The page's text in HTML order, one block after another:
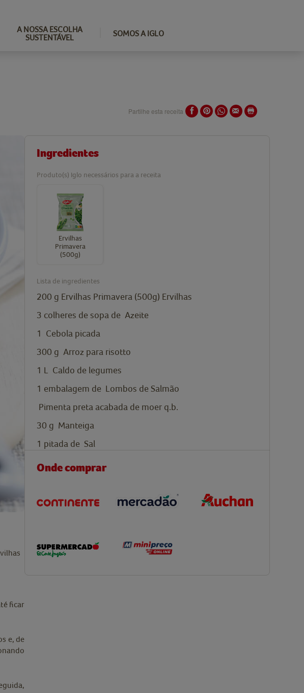
A NOSSA ESCOLHA
SUSTENTÁVEL
SOMOS A IGLO
Partilhe esta receita
ficar
e, de
Ingredientes
Produto(s) Iglo necessários para a receita
Ervilhas
Primavera
(500g)
Lista de ingredientes
200 g Ervilhas Primavera (500g) Ervilhas
3 colheres de sopa de Azeite
1 Cebola picada
300 g Arroz para risotto
1 L
Caldo de legumes
1 embalagem de Lombos de Salmão
Pimenta preta acabada de moer q.b.
30 g Manteiga
1 pitada de Sal
Onde comprar